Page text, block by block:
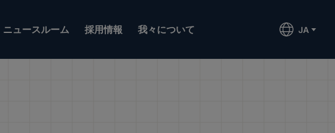
ニュースルーム 採用情報 我々について JA